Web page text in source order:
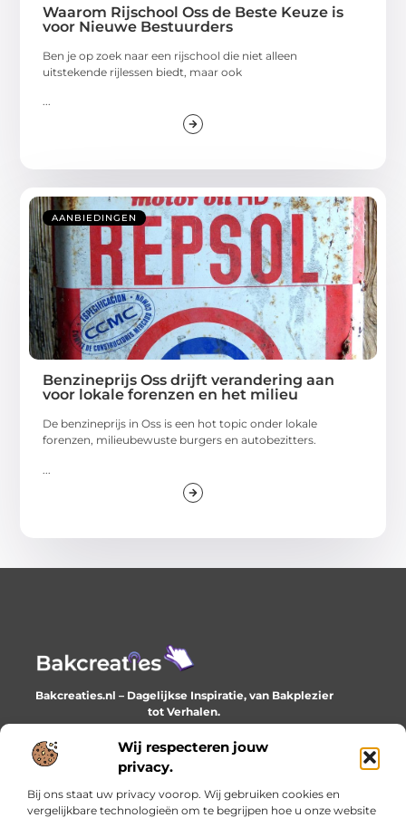
Wij respecteren jouw
privacy.
Bij ons staat uw privacy voorop. Wij gebruiken cookies en
vergelijkbare technologieën om te begrijpen hoe u onze website
Waarom Rijschool Oss de Beste Keuze is
voor Nieuwe Bestuurders
Ben je op zoek naar een rijschool die niet alleen
uitstekende rijlessen biedt, maar ook
...
AANBIEDINGEN
Benzineprijs Oss drijft verandering aan
voor lokale forenzen en het milieu
De benzineprijs in Oss is een hot topic onder lokale
forenzen, milieubewuste burgers en autobezitters.
Bakcreaties.nl – Dagelijkse Inspiratie, van Bakplezier
tot Verhalen.
Ontdek unieke en creatieve verhalen die je elke dag
verrijken en inspireren.